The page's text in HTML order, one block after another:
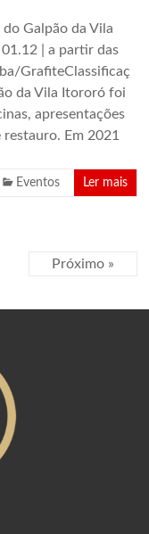
Galpão da Vila
| a partir das
GrafiteClassificaç
da Vila Itororó foi
apresentações
Em 2021
Eventos Ler mais
Próximo »